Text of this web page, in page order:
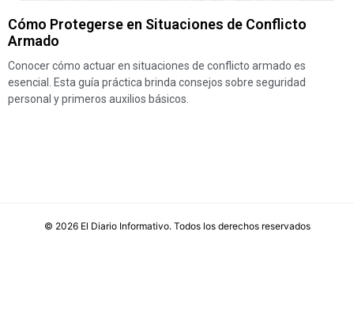
Cómo Protegerse en Situaciones de Conflicto
Armado
Conocer cómo actuar en situaciones de conflicto armado es
esencial. Esta guía práctica brinda consejos sobre seguridad
personal y primeros auxilios básicos.
© 2026 El Diario Informativo. Todos los derechos reservados